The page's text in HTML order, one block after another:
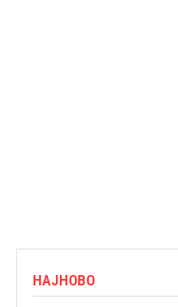
НАЈНОВО